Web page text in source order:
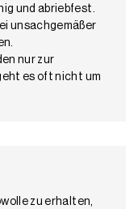
und abriebfest.
unsachgemäßer
nur zur
es oft nicht um
zu erhalten,